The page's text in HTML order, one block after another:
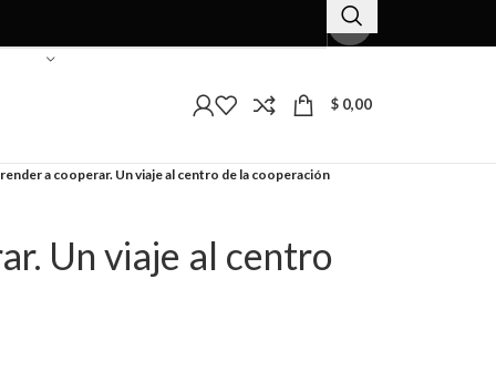
$ 0,00
a cooperar. Un viaje al centro de la cooperación
Un viaje al centro